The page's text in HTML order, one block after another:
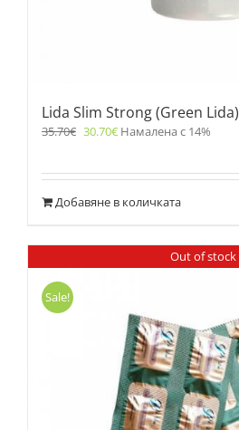
Lida Slim Strong (Green Lida)
35.70€ 30.70€ Намалена с 14%
Добавяне в количката
Out of stock
Sale!